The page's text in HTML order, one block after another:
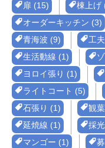
扉 (15)
棟上げ
オーダーキッチン (3)
青海波 (9)
工
生活動線 (1)
ヨロイ張り (1)
ライトコート (5)
石張り (1)
観
延焼線 (1)
採
マンゴー (1)